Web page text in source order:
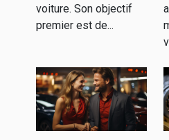
voiture. Son objectif
premier est de...